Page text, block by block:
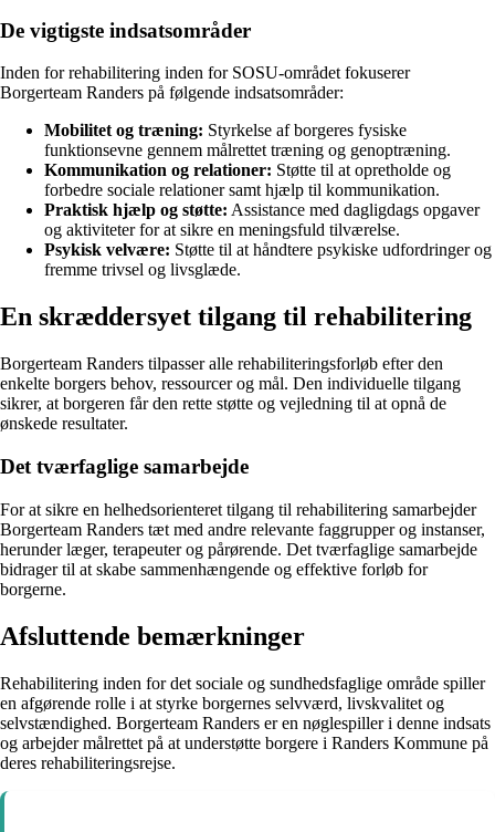
De vigtigste indsatsområder
Inden for rehabilitering inden for SOSU-området fokuserer
Borgerteam Randers på følgende indsatsområder:
Mobilitet og træning: Styrkelse af borgeres fysiske
funktionsevne gennem målrettet træning og genoptræning.
Kommunikation og relationer: Støtte til at opretholde og
forbedre sociale relationer samt hjælp til kommunikation.
Praktisk hjælp og støtte: Assistance med dagligdags opgaver
og aktiviteter for at sikre en meningsfuld tilværelse.
Psykisk velvære: Støtte til at håndtere psykiske udfordringer og
fremme trivsel og livsglæde.
En skræddersyet tilgang til rehabilitering
Borgerteam Randers tilpasser alle rehabiliteringsforløb efter den
enkelte borgers behov, ressourcer og mål. Den individuelle tilgang
sikrer, at borgeren får den rette støtte og vejledning til at opnå de
ønskede resultater.
Det tværfaglige samarbejde
For at sikre en helhedsorienteret tilgang til rehabilitering samarbejder
Borgerteam Randers tæt med andre relevante faggrupper og instanser,
herunder læger, terapeuter og pårørende. Det tværfaglige samarbejde
bidrager til at skabe sammenhængende og effektive forløb for
borgerne.
Afsluttende bemærkninger
Rehabilitering inden for det sociale og sundhedsfaglige område spiller
en afgørende rolle i at styrke borgernes selvværd, livskvalitet og
selvstændighed. Borgerteam Randers er en nøglespiller i denne indsats
og arbejder målrettet på at understøtte borgere i Randers Kommune på
deres rehabiliteringsrejse.